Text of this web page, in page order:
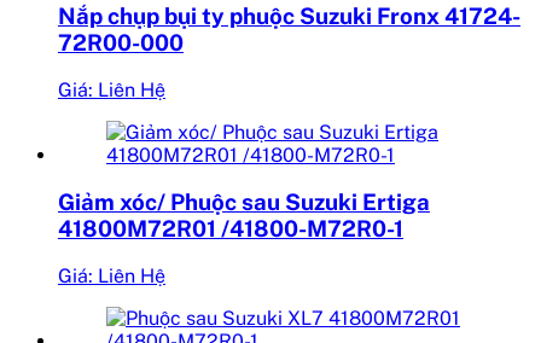
Nắp chụp bụi ty phuộc Suzuki Fronx 41724-
72R00-000
Giá: Liên Hệ
Giảm xóc/ Phuộc sau Suzuki Ertiga
41800M72R01 /41800-M72R0-1
Giá: Liên Hệ